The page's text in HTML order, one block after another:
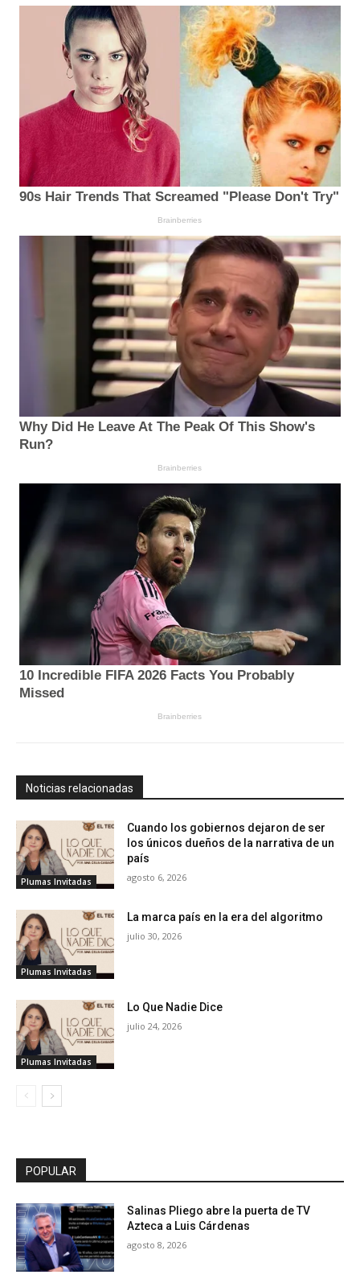
Noticias relacionadas
Plumas Invitadas
Cuando los gobiernos dejaron de ser
los únicos dueños de la narrativa de un
país
agosto 6, 2026
Plumas Invitadas
La marca país en la era del algoritmo
julio 30, 2026
Plumas Invitadas
Lo Que Nadie Dice
julio 24, 2026
POPULAR
Salinas Pliego abre la puerta de TV
Azteca a Luis Cárdenas
agosto 8, 2026